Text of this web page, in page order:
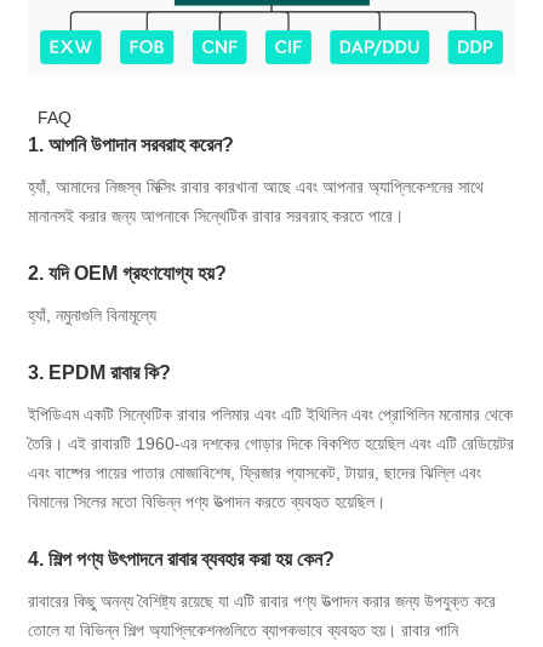
FAQ
1. আপনি উপাদান সরবরাহ করেন?
হ্যাঁ, আমাদের নিজস্ব মিক্সিং রাবার কারখানা আছে এবং আপনার অ্যাপ্লিকেশনের সাথে
মানানসই করার জন্য আপনাকে সিন্থেটিক রাবার সরবরাহ করতে পারে।
2. যদি OEM গ্রহণযোগ্য হয়?
হ্যাঁ, নমুনাগুলি বিনামূল্যে
3. EPDM রাবার কি?
ইপিডিএম একটি সিন্থেটিক রাবার পলিমার এবং এটি ইথিলিন এবং প্রোপিলিন মনোমার থেকে
তৈরি। এই রাবারটি 1960-এর দশকের গোড়ার দিকে বিকশিত হয়েছিল এবং এটি রেডিয়েটর
এবং বাষ্পের পায়ের পাতার মোজাবিশেষ, ফ্রিজার গ্যাসকেট, টায়ার, ছাদের ঝিল্লি এবং
বিমানের সিলের মতো বিভিন্ন পণ্য উত্পাদন করতে ব্যবহৃত হয়েছিল।
4. শিল্প পণ্য উৎপাদনে রাবার ব্যবহার করা হয় কেন?
রাবারের কিছু অনন্য বৈশিষ্ট্য রয়েছে যা এটি রাবার পণ্য উত্পাদন করার জন্য উপযুক্ত করে
তোলে যা বিভিন্ন শিল্প অ্যাপ্লিকেশনগুলিতে ব্যাপকভাবে ব্যবহৃত হয়। রাবার পানি